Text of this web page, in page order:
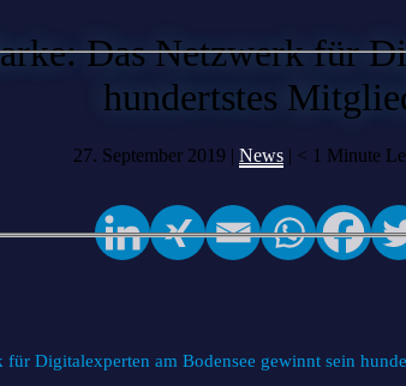
Das Netzwerk für
hundertstes
27. September 2019 | News | < 1 Minute
Digitalexperten am Bodensee gewinnt sein